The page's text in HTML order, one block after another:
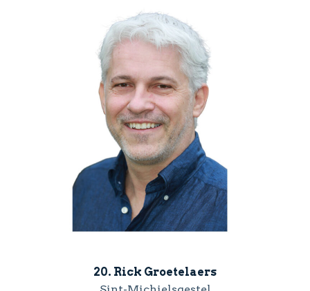
20. Rick Groetelaers